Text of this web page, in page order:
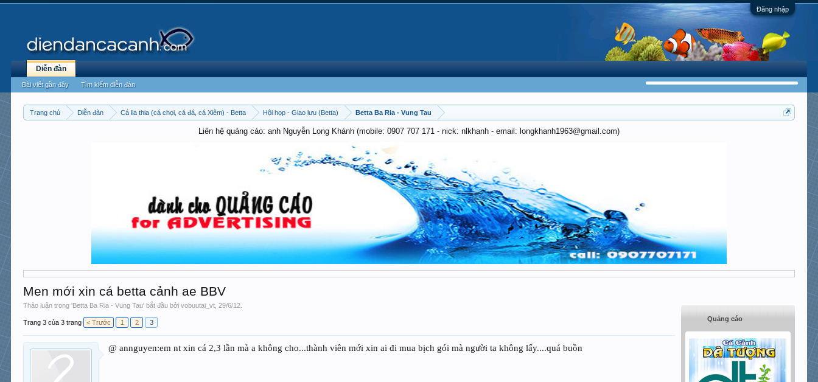
Đăng nhập
Trang chủ Diễn đàn Cá lia thia (cá chọi, cá đá, cá Xiêm) - Betta Hội họp - Giao lưu (Betta) Betta Ba Ria - Vung Tau
Liên hệ quảng cáo: anh Nguyễn Long Khánh (mobile: 0907 707 171 - nick: nlkhanh - email: longkhanh1963@gmail.com)
Men mới xin cá betta cảnh ae BBV
Thảo luận trong 'Betta Ba Ria - Vung Tau' bắt đầu bởivobuutai_vt ,29/6/12
Trang 3 của 3 trang < Trước 1 2 3
@ annguyen:em nt xin cá 2,3 lần mà a không cho...thành viên mới xin ai đi mua bịch gói mà người ta không lấy....quá buồn
Quảng cáo
Diễn đàn
Bài viết gần đây Tìm kiếm diễn đàn